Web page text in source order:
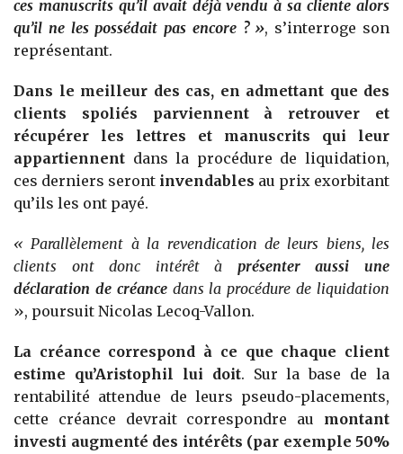
ces manuscrits qu’il avait déjà vendu à sa cliente alors
qu’il ne les possédait pas encore ? », s’interroge son
représentant.
Dans le meilleur des cas, en admettant que des
clients spoliés parviennent à retrouver et
récupérer les lettres et manuscrits qui leur
appartiennent dans la procédure de liquidation,
ces derniers seront invendables au prix exorbitant
qu’ils les ont payé.
« Parallèlement à la revendication de leurs biens, les
clients ont donc intérêt à présenter aussi une
déclaration de créancedans la procédure de liquidation
», poursuit Nicolas Lecoq-Vallon.
La créance correspond à ce que chaque client
estime qu’Aristophil lui doit. Sur la base de la
rentabilité attendue de leurs pseudo-placements,
cette créance devrait correspondre au montant
investi augmenté des intérêts (par exemple 50%